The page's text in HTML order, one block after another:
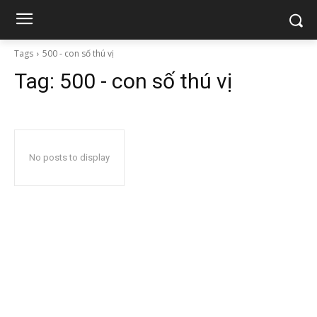
Tags 500 - con số thú vị
Tag: 500 - con số thú vị
No posts to display